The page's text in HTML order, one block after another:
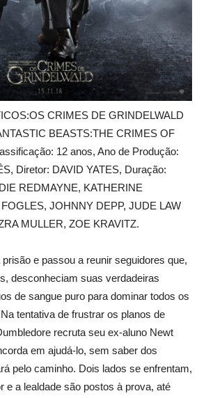
CRIMES DE GRINDELWALD
BEASTS:THE CRIMES OF
12 anos, Ano de Produção:
Diretor: DAVID YATES, Duração:
REDMAYNE, KATHERINE
JOHNNY DEPP, JUDE LAW
MULLER, ZOE KRAVITZ.
e passou a reunir seguidores que,
desconheciam suas verdadeiras
de sangue puro para dominar todos os
tentativa de frustrar os planos de
recruta seu ex-aluno Newt
em ajudá-lo, sem saber dos
pelo caminho. Dois lados se enfrentam,
e a lealdade são postos à prova, até